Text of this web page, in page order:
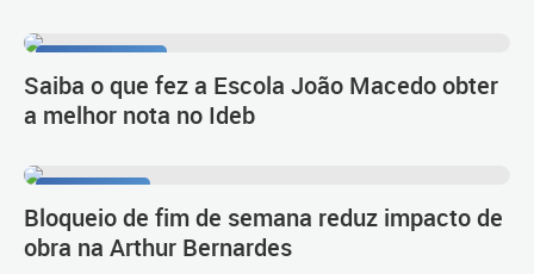
Saiba o que fez a Escola João Macedo obter
a melhor nota no Ideb
Bloqueio de fim de semana reduz impacto de
obra na Arthur Bernardes